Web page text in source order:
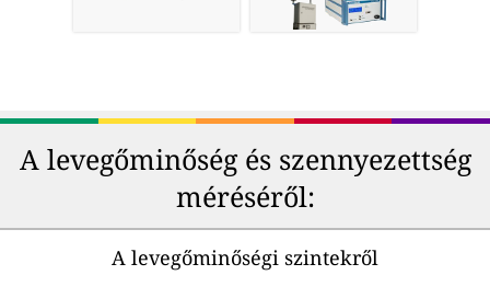
A levegőminőség és szennyezettség
méréséről:
A levegőminőségi szintekről